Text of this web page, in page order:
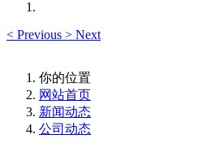
< Previous > Next
你的位置
网站首页
新闻动态
公司动态